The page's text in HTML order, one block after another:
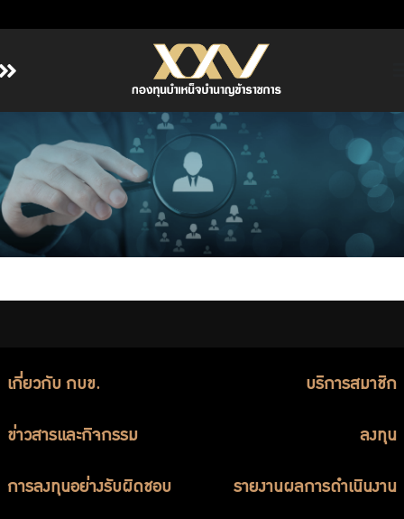
เกี่ยวกับ กบข.
บริการสมาชิก
ลงทุน
การลงทุนอย่างรับผิดชอบ
จัดซื้อจัดจ้าง
บริการเจ้าหน้าที่ส่วนราชการ
ติดต่อเรา
เกี่ยวกับ กบข. บริการสมาชิก
ข่าวสารและกิจกรรม ลงทุน
การลงทุนอย่างรับผิดชอบ รายงานผลการดำเนินงาน